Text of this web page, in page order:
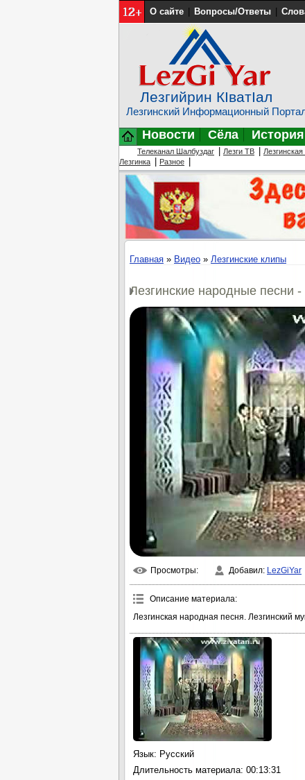
О сайте Вопросы/Ответы
Лезгийрин КIватIал
Лезгинский Информационный
Новости Сёла История
Телеканал Шалбуздаг Лезги ТВ
Лезгинка
Разное
Главная » Видео » Лезгинские клипы
Лезгинские народные песни
Просмотры: Добавил: LezGiYar
Описание материала:
Лезгинская народная песня. Лезгинский
Язык: Русский
Длительность материала: 00:13:31